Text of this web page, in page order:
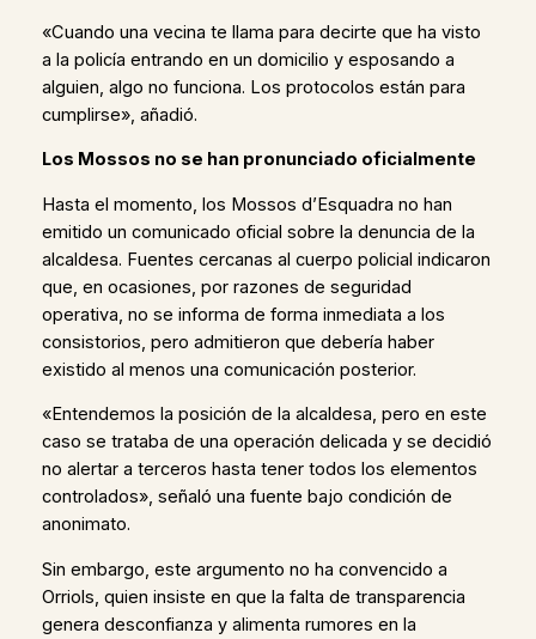
«Cuando una vecina te llama para decirte que ha visto
a la policía entrando en un domicilio y esposando a
alguien, algo no funciona. Los protocolos están para
cumplirse», añadió.
Los Mossos no se han pronunciado oficialmente
Hasta el momento, los Mossos d’Esquadra no han
emitido un comunicado oficial sobre la denuncia de la
alcaldesa. Fuentes cercanas al cuerpo policial indicaron
que, en ocasiones, por razones de seguridad
operativa, no se informa de forma inmediata a los
consistorios, pero admitieron que debería haber
existido al menos una comunicación posterior.
«Entendemos la posición de la alcaldesa, pero en este
caso se trataba de una operación delicada y se decidió
no alertar a terceros hasta tener todos los elementos
controlados», señaló una fuente bajo condición de
anonimato.
Sin embargo, este argumento no ha convencido a
Orriols, quien insiste en que la falta de transparencia
genera desconfianza y alimenta rumores en la